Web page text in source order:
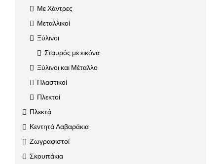
Με Χάντρες
Μεταλλικοί
Ξύλινοι
Σταυρός με εικόνα
Ξύλινοι και Μέταλλο
Πλαστικοί
Πλεκτοί
Πλεκτά
Κεντητά Λαβαράκια
Ζωγραφιστοί
Σκουπάκια